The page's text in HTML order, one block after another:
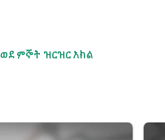
ወደ ምኞት ዝርዝር አክል